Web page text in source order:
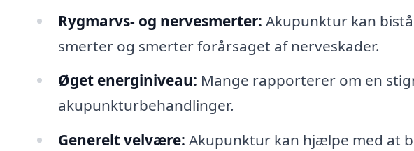
Rygmarvs- og nervesmerter: Akupunktur kan
smerter og smerter forårsaget af nerveskader.
Øget energiniveau: Mange rapporterer om en
akupunkturbehandlinger.
Generelt velvære: Akupunktur kan hjælpe med at